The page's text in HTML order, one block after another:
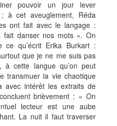
pouvoir un jour lever
à cet aveuglement, Réda
ont fait avec le langage :
danser nos mots ». On
ce qu’écrit Erika Burkart :
que je ne me suis pas
à cette langue qu’on peut
transmuer la vie chaotique
avec intérêt les extraits de
brièvement : « On
lecteur est une aube
La nuit il faut traverser